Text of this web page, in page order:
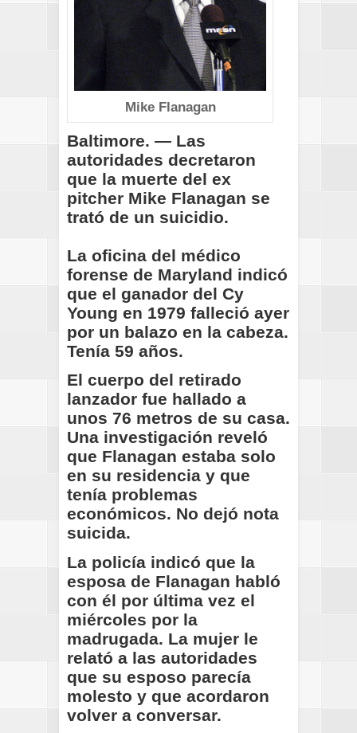
Mike Flanagan
Baltimore. — Las
autoridades decretaron
que la muerte del ex
pitcher Mike Flanagan se
trató de un suicidio.
La oficina del médico
forense de Maryland indicó
que el ganador del Cy
Young en 1979 falleció ayer
por un balazo en la cabeza.
Tenía 59 años.
El cuerpo del retirado
lanzador fue hallado a
unos 76 metros de su casa.
Una investigación reveló
que Flanagan estaba solo
en su residencia y que
tenía problemas
económicos. No dejó nota
suicida.
La policía indicó que la
esposa de Flanagan habló
con él por última vez el
miércoles por la
madrugada. La mujer le
relató a las autoridades
que su esposo parecía
molesto y que acordaron
volver a conversar.